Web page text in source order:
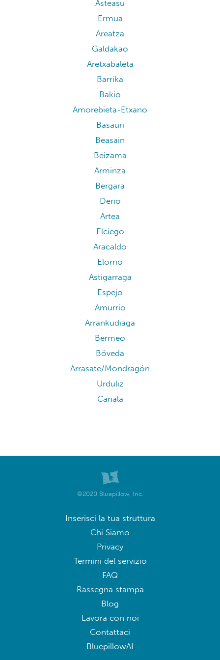
Asteasu
Ermua
Areatza
Galdakao
Aretxabaleta
Barrika
Bakio
Amorebieta-Etxano
Basauri
Beasain
Beizama
Arminza
Bergara
Derio
Artea
Elciego
Aracaldo
Elorrio
Astigarraga
Espejo
Amurrio
Arrankudiaga
Bermeo
Bóveda
Arrasate/Mondragón
Urduliz
Canala
©2020 Bluepillow, Inc.
Inserisci la tua struttura
Chi Siamo
Privacy
Termini del servizio
FAQ
Rassegna stampa
Blog
Lavora con noi
Contattaci
BluepillowAI